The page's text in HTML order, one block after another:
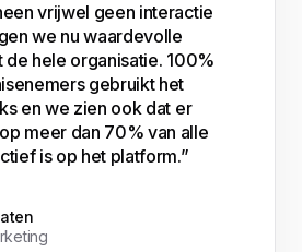
vrijwel geen interactie
we nu waardevolle
hele organisatie. 100%
gebruikt het
en we zien ook dat er
meer dan 70% van alle
is op het platform.”